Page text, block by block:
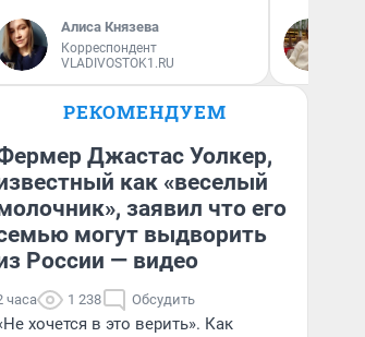
Алиса Князева
Корреспондент
VLADIVOSTOK1.RU
РЕКОМЕНДУЕМ
Джастас Уолкер,
как «веселый
заявил что его
могут выдворить
России — видео
часа 1 238 Обсудить
хочется в это верить». Как